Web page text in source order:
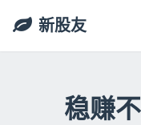
新股友
稳赚